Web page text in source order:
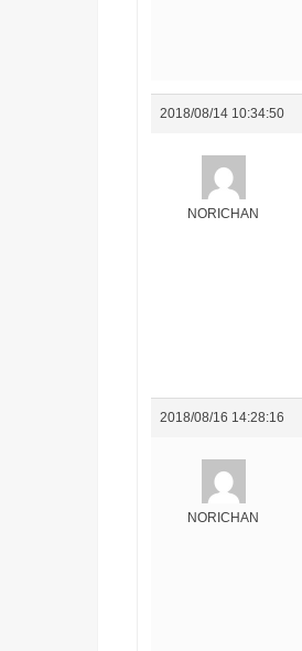
2018/08/14 10:34:50
NORICHAN
2018/08/16 14:28:16
NORICHAN